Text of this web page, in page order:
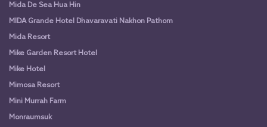
Mida De Sea Hua Hin
MIDA Grande Hotel Dhavaravati Nakhon Pathom
Mida Resort
Mike Garden Resort Hotel
Mike Hotel
Mimosa Resort
Mini Murrah Farm
Monraumsuk